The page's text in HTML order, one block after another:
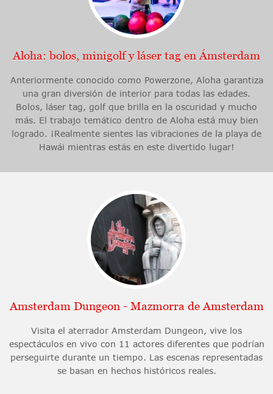
Aloha: bolos, minigolf y láser tag en Ámsterdam
Anteriormente conocido como Powerzone, Aloha garantiza
una gran diversión de interior para todas las edades.
Bolos, láser tag, golf que brilla en la oscuridad y mucho
más. El trabajo temático dentro de Aloha está muy bien
logrado. ¡Realmente sientes las vibraciones de la playa de
Hawái mientras estás en este divertido lugar!
Amsterdam Dungeon - Mazmorra de Amsterdam
Visita el aterrador Amsterdam Dungeon, vive los
espectáculos en vivo con 11 actores diferentes que podrían
perseguirte durante un tiempo. Las escenas representadas
se basan en hechos históricos reales.